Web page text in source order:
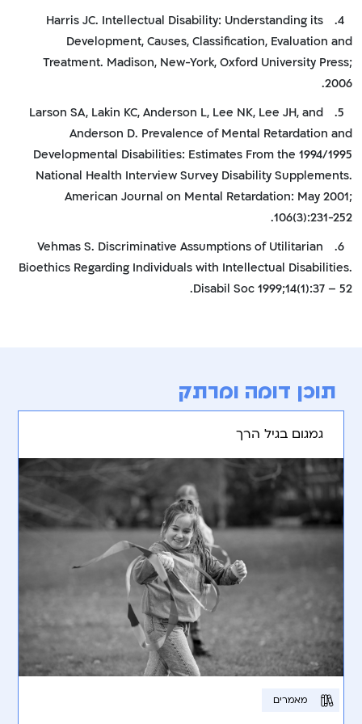
4.
Harris JC. Intellectual Disability: Understanding its
Development, Causes, Classification, Evaluation and
Treatment. Madison, New-York, Oxford University Press;
2006.
5.
Larson SA, Lakin KC, Anderson L, Lee NK, Lee JH, and
Anderson D. Prevalence of Mental Retardation and
Developmental Disabilities: Estimates From the 1994/1995
National Health Interview Survey Disability Supplements.
American Journal on Mental Retardation: May 2001;
106(3):231-252.
6.
Vehmas S. Discriminative Assumptions of Utilitarian
Bioethics Regarding Individuals with Intellectual Disabilities.
Disabil Soc 1999;14(1):37 – 52.
תוכן דומה ומרתק
גמגום בגיל הרך
מאמרים